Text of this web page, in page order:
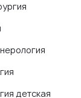
детская